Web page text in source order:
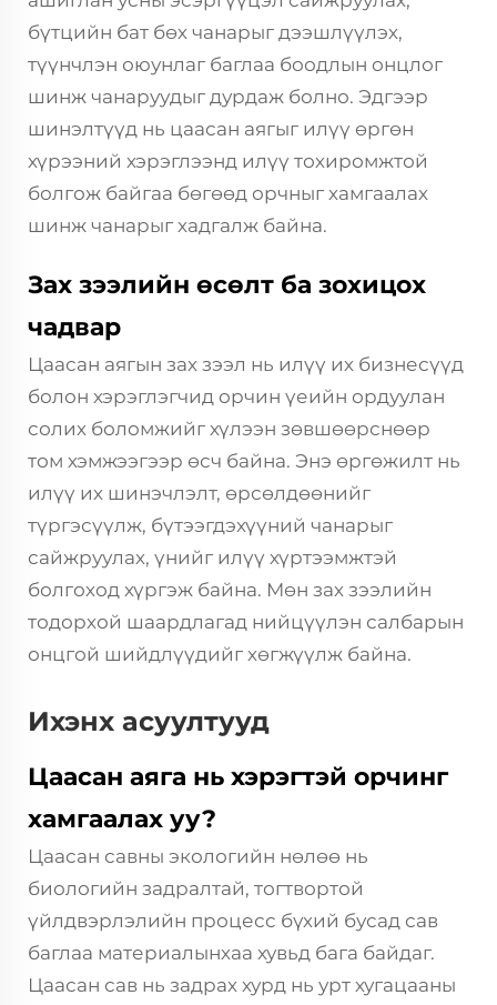
бүтцийн бат бөх чанарыг дээшлүүлэх,
түүнчлэн оюунлаг баглаа боодлын онцлог
шинж чанаруудыг дурдаж болно. Эдгээр
шинэлтүүд нь цаасан аягыг илүү өргөн
хүрээний хэрэглээнд илүү тохиромжтой
болгож байгаа бөгөөд орчныг хамгаалах
шинж чанарыг хадгалж байна.
Зах зээлийн өсөлт ба зохицох
чадвар
Цаасан аягын зах зээл нь илүү их бизнесүүд
болон хэрэглэгчид орчин үеийн ордуулан
солих боломжийг хүлээн зөвшөөрснөөр
том хэмжээгээр өсч байна. Энэ өргөжилт нь
илүү их шинэчлэлт, өрсөлдөөнийг
түргэсүүлж, бүтээгдэхүүний чанарыг
сайжруулах, үнийг илүү хүртээмжтэй
болгоход хүргэж байна. Мөн зах зээлийн
тодорхой шаардлагад нийцүүлэн салбарын
онцгой шийдлүүдийг хөгжүүлж байна.
Ихэнх асуултууд
Цаасан аяга нь хэрэгтэй орчинг
хамгаалах уу?
Цаасан савны экологийн нөлөө нь
биологийн задралтай, тогтвортой
үйлдвэрлэлийн процесс бүхий бусад сав
баглаа материалынхаа хувьд бага байдаг.
Цаасан сав нь задрах хурд нь урт хугацааны